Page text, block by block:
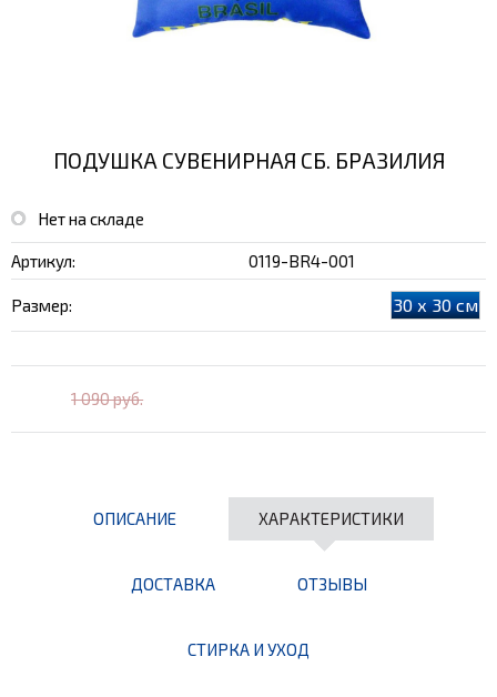
ПОДУШКА СУВЕНИРНАЯ СБ. БРАЗИЛИЯ
Нет на складе
Артикул: 0119-BR4-001
Размер: 30 х 30 см
1 090 руб.
ОПИСАНИЕ ХАРАКТЕРИСТИКИ
ДОСТАВКА ОТЗЫВЫ
СТИРКА И УХОД